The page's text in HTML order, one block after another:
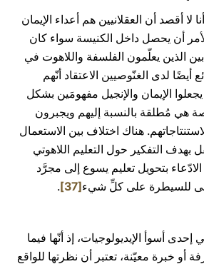
لا أقصد أن العقلانيين هم أعداء الإيمان
أن يحصل داخل الكنيسة سواء كان
بين الذين يعلّمون الفلسفة واللاهوت في
أيضًا لدى الغنّوصيين الاعتقاد أنّهم
الإيمان والإنجيل مفهومَين بشكل
هي مُطلقة بالنسبة إليهم ويجبرون
هناك اختلاف بين الاستعمال
بهدف التفكير حول التعليم اللاهوتي
الادّعاء بتحويل تعليم يسوع إلى مجرَّد
للسيطرة على كلِّ شيء[37]
.
إحدى أسوأ الإيديولوجيات، إذ أنّها فيما
أو خبرة معيّنة، تعتبر أن نظرتها للواقع